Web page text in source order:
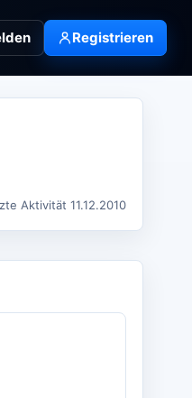
Registrieren
Aktivität 11.12.2010